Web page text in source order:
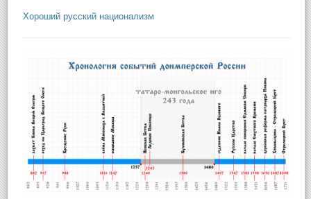
Хороший русский национализм